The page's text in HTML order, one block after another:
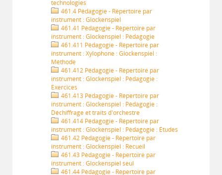
technologies
461.4 Pédagogie - Répertoire par
instrument : Glockenspiel
461.41 Pédagogie - Répertoire par
instrument : Glockenspiel : Pédagogie
461.411 Pédagogie - Répertoire par
instrument : Xylophone : Glockenspiel :
Méthode
461.412 Pédagogie - Répertoire par
instrument : Glockenspiel : Pédagogie :
Exercices
461.413 Pédagogie - Répertoire par
instrument : Glockenspiel : Pédagogie :
Déchiffrage et traits d'orchestre
461.414 Pédagogie - Répertoire par
instrument : Glockenspiel : Pédagogie : Études
461.42 Pédagogie - Répertoire par
instrument : Glockenspiel : Recueil
461.43 Pédagogie - Répertoire par
instrument : Glockenspiel seul
461.44 Pédagogie - Répertoire par